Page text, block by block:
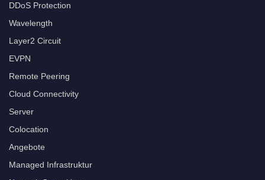
DDoS Protection
Wavelength
Layer2 Circuit
EVPN
Remote Peering
Cloud Connectivity
Server
Colocation
Angebote
Managed Infrastruktur